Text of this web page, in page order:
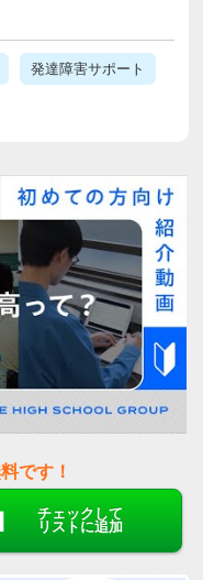
発達障害サポート
です！
チェックして
リストに追加